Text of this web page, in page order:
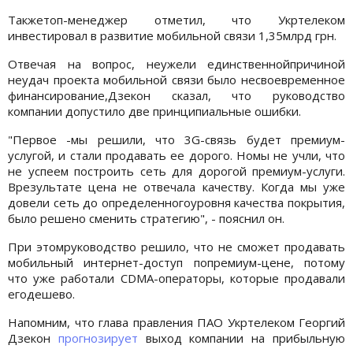
Такжетоп-менеджер отметил, что Укртелеком
инвестировал в развитие мобильной связи 1,35млрд грн.
Отвечая на вопрос, неужели единственнойпричиной
неудач проекта мобильной связи было несвоевременное
финансирование,Дзекон сказал, что руководство
компании допустило две принципиальные ошибки.
"Первое -мы решили, что 3G-связь будет премиум-
услугой, и стали продавать ее дорого. Номы не учли, что
не успеем построить сеть для дорогой премиум-услуги.
Врезультате цена не отвечала качеству. Когда мы уже
довели сеть до определенногоуровня качества покрытия,
было решено сменить стратегию", - пояснил он.
При этомруководство решило, что не сможет продавать
мобильный интернет-доступ попремиум-цене, потому
что уже работали CDMA-операторы, которые продавали
егодешево.
Напомним, что глава правления ПАО Укртелеком Георгий
Дзекон прогнозирует выход компании на прибыльную